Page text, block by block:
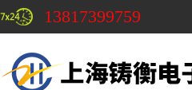
13817399759